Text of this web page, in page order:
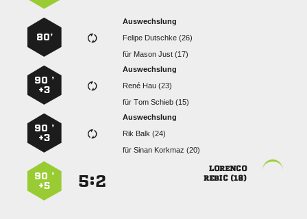
Auswechslung
  
für   
80’
Auswechslung
  
für  
90 ’
+3
Auswechslung
  
für  
90 ’
+3

 
:
90 ’
+5